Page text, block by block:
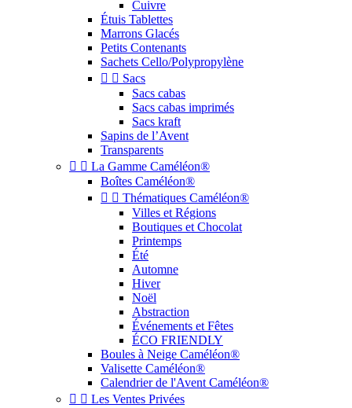
Cuivre
Étuis Tablettes
Marrons Glacés
Petits Contenants
Sachets Cello/Polypropylène
  Sacs
Sacs cabas
Sacs cabas imprimés
Sacs kraft
Sapins de l’Avent
Transparents
  La Gamme Caméléon®
Boîtes Caméléon®
  Thématiques Caméléon®
Villes et Régions
Boutiques et Chocolat
Printemps
Été
Automne
Hiver
Noël
Abstraction
Événements et Fêtes
ÉCO FRIENDLY
Boules à Neige Caméléon®
Valisette Caméléon®
Calendrier de l'Avent Caméléon®
  Les Ventes Privées